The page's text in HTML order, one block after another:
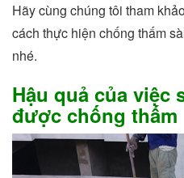
Hãy cùng chúng tôi tham
cách thực hiện chống thấm
nhé.
Hậu quả của việc
được chống thấm